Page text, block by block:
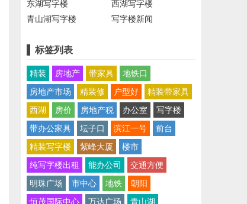
东湖写字楼
西湖写字楼
青山湖写字楼
写字楼新闻
标签列表
精装 房地产 带家具
地铁口
房地产市场
精装修 户型好
精装带家具
西湖
房价 房地产税 办公室
写字楼
带办公家具
坛子口 滨江一号
前台
精装写字楼
紫峰大厦
楼市
纯写字楼出租
能办公司
交通方便
明珠广场
市中心 地铁
朝阳
恒茂国际中心
万达广场 青山湖